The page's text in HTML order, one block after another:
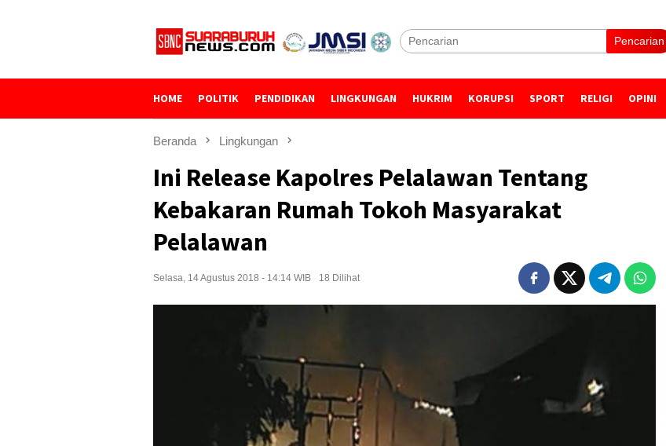
Pencarian
HOME POLITIK PENDIDIKAN LINGKUNGAN HUKRIM KORUPSI SPORT RELIGI OPINI
Beranda Lingkungan
Ini Release Kapolres Pelalawan Tentang
Kebakaran Rumah Tokoh Masyarakat
Pelalawan
Selasa, 14 Agustus 2018 - 14:14 WIB 18 Dilihat